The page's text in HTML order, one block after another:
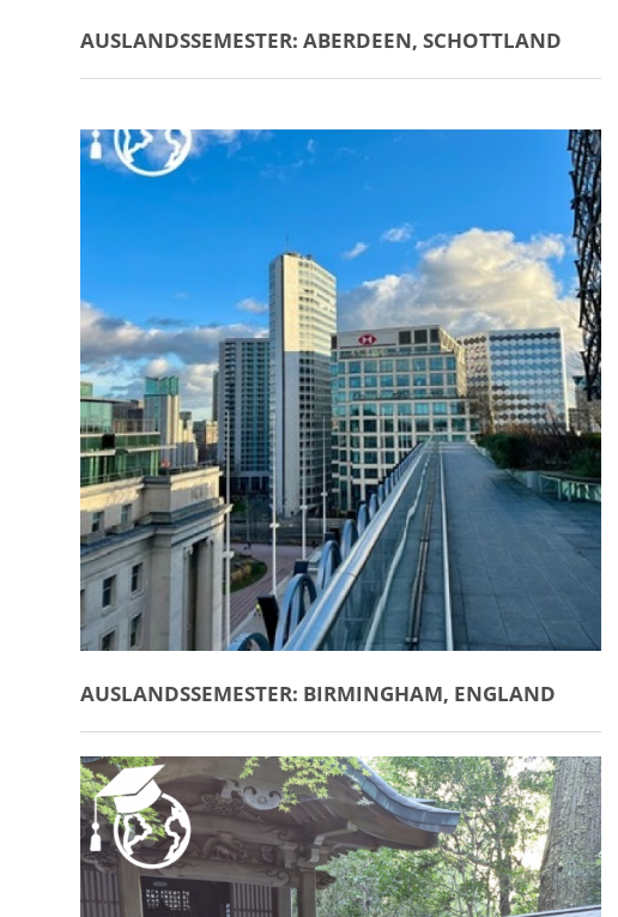
AUSLANDSSEMESTER: ABERDEEN, SCHOTTLAND
AUSLANDSSEMESTER: BIRMINGHAM, ENGLAND